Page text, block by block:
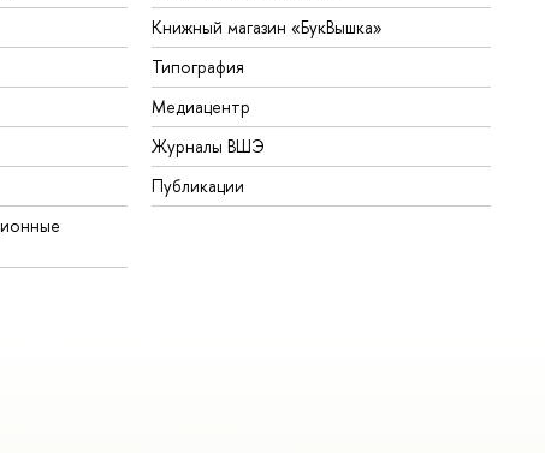
Книжный магазин «БукВышка»
Типография
Медиацентр
Журналы ВШЭ
Публикации